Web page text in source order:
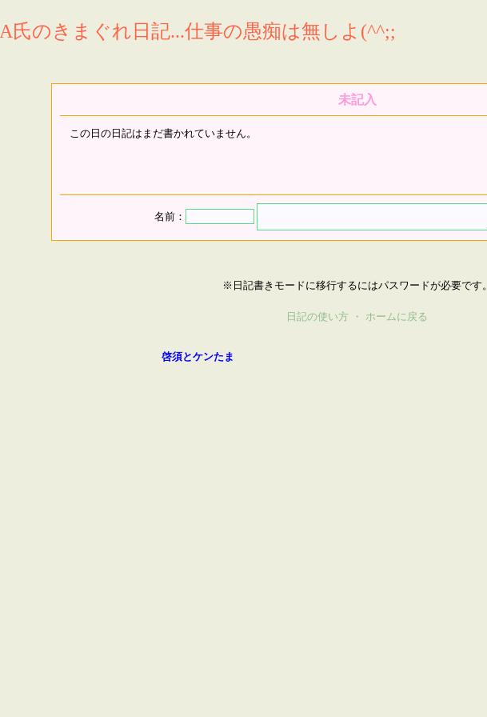
A氏のきまぐれ日記...仕事の愚痴は無しよ(^^;;
未記入
この日の日記はまだ書かれていません。
名前：
※日記書きモードに移行するにはパスワードが必要です。
日記の使い方 ・ ホームに戻る
啓須とケンたま